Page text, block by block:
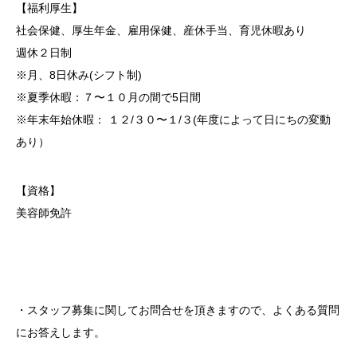
【福利厚生】
社会保健、厚生年金、雇用保健、産休手当、育児休暇あり
週休２日制
※月、8日休み(シフト制)
※夏季休暇：７〜１０月の間で5日間
※年末年始休暇： １２/３０〜１/３(年度によって日にちの変動
あり）
【資格】
美容師免許
・スタッフ募集に関してお問合せを頂きますので、よくある質問
にお答えします。